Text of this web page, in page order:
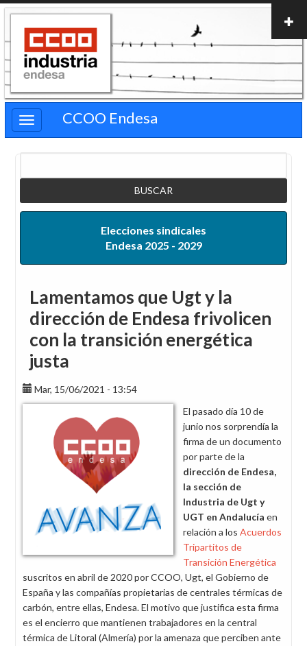
Pasar
contenido
principal
CCOO Endesa
Elecciones sindicales
Endesa 2025 - 2029
Lamentamos que Ugt y la
dirección de Endesa frivolicen
con la transición energética
justa
Mar, 15/06/2021 - 13:54
El pasado día 10 de
junio nos sorprendía la
firma de un documento
por parte de la
dirección de Endesa,
la sección de
Industria de Ugt y
UGT en Andalucía en
relación a los Acuerdos
Tripartitos de
Transición Energética
suscritos en abril de 2020 por CCOO, Ugt, el Gobierno de
España y las compañías propietarias de centrales térmicas de
carbón, entre ellas, Endesa. El motivo que justifica esta firma
es el encierro que mantienen trabajadores en la central
térmica de Litoral (Almería) por la amenaza que perciben ante